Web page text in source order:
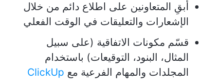
أبقِ المتعاونين على اطلاع دائم من خلال
الإشعارات والتعليقات في الوقت الفعلي
قسّم مكونات الاتفاقية (على سبيل
المثال، البنود، التوقيعات) باستخدام
المجلدات والمهام الفرعية مع ClickUp